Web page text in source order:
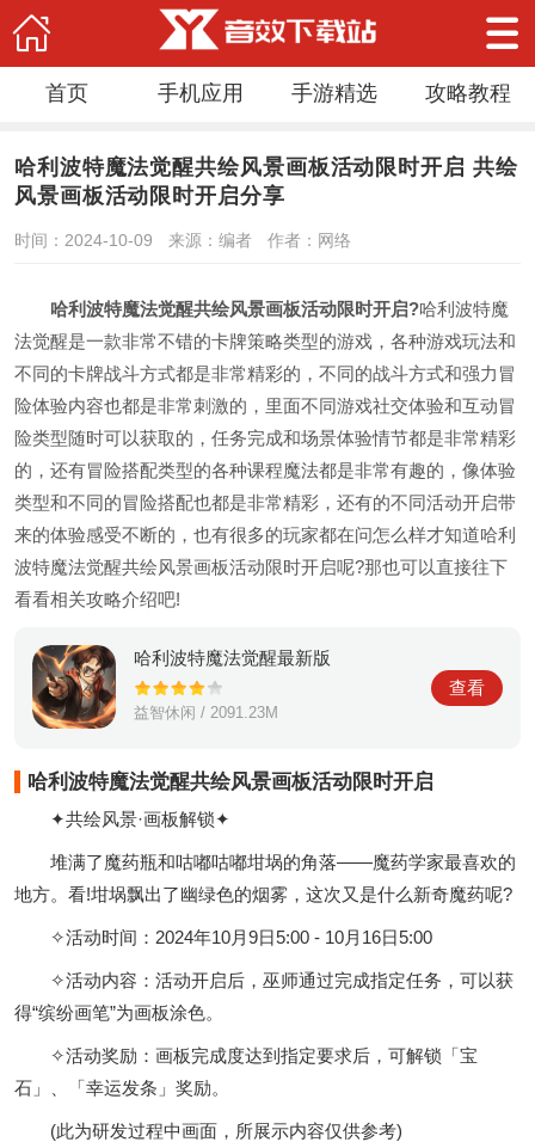
首页 手机应用 手游精选 攻略教程
哈利波特魔法觉醒共绘风景画板活动限时开启 共绘
风景画板活动限时开启分享
时间：2024-10-09 来源：编者 作者：网络
哈利波特魔法觉醒共绘风景画板活动限时开启?哈利波特魔
法觉醒是一款非常不错的卡牌策略类型的游戏，各种游戏玩法和
不同的卡牌战斗方式都是非常精彩的，不同的战斗方式和强力冒
险体验内容也都是非常刺激的，里面不同游戏社交体验和互动冒
险类型随时可以获取的，任务完成和场景体验情节都是非常精彩
的，还有冒险搭配类型的各种课程魔法都是非常有趣的，像体验
类型和不同的冒险搭配也都是非常精彩，还有的不同活动开启带
来的体验感受不断的，也有很多的玩家都在问怎么样才知道哈利
波特魔法觉醒共绘风景画板活动限时开启呢?那也可以直接往下
看看相关攻略介绍吧!
哈利波特魔法觉醒最新版
益智休闲 / 2091.23M
查看
哈利波特魔法觉醒共绘风景画板活动限时开启
✦共绘风景·画板解锁✦
堆满了魔药瓶和咕嘟咕嘟坩埚的角落——魔药学家最喜欢的
地方。看!坩埚飘出了幽绿色的烟雾，这次又是什么新奇魔药呢?
✧活动时间：2024年10月9日5:00 - 10月16日5:00
✧活动内容：活动开启后，巫师通过完成指定任务，可以获
得“缤纷画笔”为画板涂色。
✧活动奖励：画板完成度达到指定要求后，可解锁「宝
石」、「幸运发条」奖励。
(此为研发过程中画面，所展示内容仅供参考)